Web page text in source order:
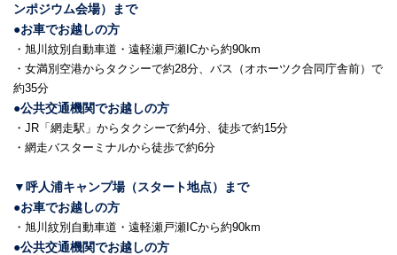
ンポジウム会場）まで
●お車でお越しの方
・旭川紋別自動車道・遠軽瀬戸瀬ICから約90km
・女満別空港からタクシーで約28分、バス（オホーツク合同庁舎前）で
約35分
●公共交通機関でお越しの方
・JR「網走駅」からタクシーで約4分、徒歩で約15分
・網走バスターミナルから徒歩で約6分
▼呼人浦キャンプ場（スタート地点）まで
●お車でお越しの方
・旭川紋別自動車道・遠軽瀬戸瀬ICから約90km
●公共交通機関でお越しの方